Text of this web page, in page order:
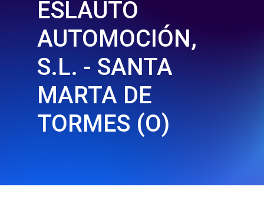
ESLAUTO
AUTOMOCIÓN,
S.L. - SANTA
MARTA DE
TORMES (O)